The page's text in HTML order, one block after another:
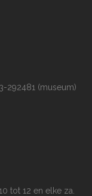
292481 (museum)
tot 12 en elke za.